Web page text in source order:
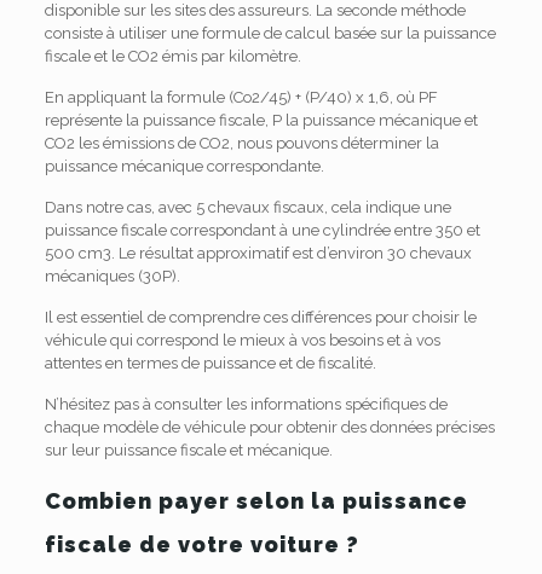
disponible sur les sites des assureurs. La seconde méthode
consiste à utiliser une formule de calcul basée sur la puissance
fiscale et le CO2 émis par kilomètre.
En appliquant la formule (Co2/45) + (P/40) x 1,6, où PF
représente la puissance fiscale, P la puissance mécanique et
CO2 les émissions de CO2, nous pouvons déterminer la
puissance mécanique correspondante.
Dans notre cas, avec 5 chevaux fiscaux, cela indique une
puissance fiscale correspondant à une cylindrée entre 350 et
500 cm3. Le résultat approximatif est d’environ 30 chevaux
mécaniques (30P).
Il est essentiel de comprendre ces différences pour choisir le
véhicule qui correspond le mieux à vos besoins et à vos
attentes en termes de puissance et de fiscalité.
N’hésitez pas à consulter les informations spécifiques de
chaque modèle de véhicule pour obtenir des données précises
sur leur puissance fiscale et mécanique.
Combien payer selon la puissance
fiscale de votre voiture ?